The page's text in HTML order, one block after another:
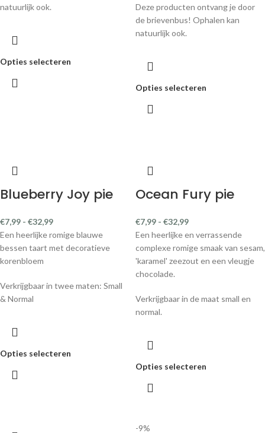
natuurlijk ook.
Opties selecteren
Deze producten ontvang je door
de brievenbus! Ophalen kan
natuurlijk ook.
Opties selecteren
Blueberry Joy pie
€7,99 - €32,99
Een heerlijke romige blauwe
bessen taart met decoratieve
korenbloem
Verkrijgbaar in twee maten: Small
& Normal
Opties selecteren
Ocean Fury pie
€7,99 - €32,99
Een heerlijke en verrassende
complexe romige smaak van sesam,
'karamel' zeezout en een vleugje
chocolade.
Verkrijgbaar in de maat small en
normal.
Opties selecteren
-9%